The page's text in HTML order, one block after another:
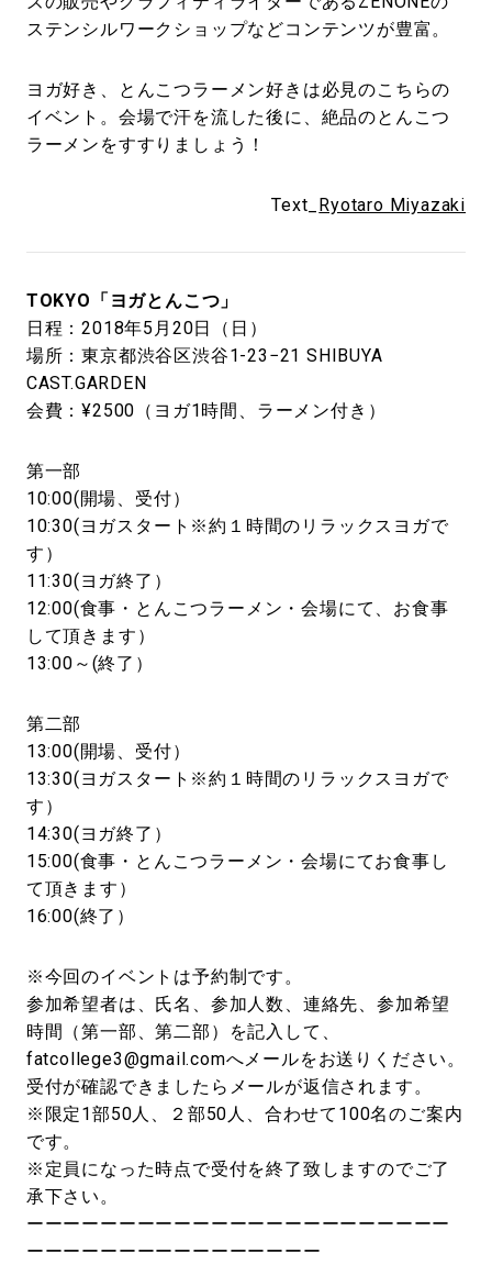
ステンシルワークショップなどコンテンツが豊富。
ヨガ好き、とんこつラーメン好きは必見のこちらの
イベント。会場で汗を流した後に、絶品のとんこつ
ラーメンをすすりましょう！
Text_ Ryotaro Miyazaki
TOKYO「ヨガとんこつ」
日程：2018年5月20日（日）
場所：東京都渋谷区渋谷1-23−21 SHIBUYA
CAST.GARDEN
会費：¥2500（ヨガ1時間、ラーメン付き）
第一部
10:00(開場、受付）
10:30(ヨガスタート※約１時間のリラックスヨガで
す）
11:30(ヨガ終了）
12:00(食事・とんこつラーメン・会場にて、お食事
して頂きます）
13:00～(終了）
第二部
13:00(開場、受付）
13:30(ヨガスタート※約１時間のリラックスヨガで
す）
14:30(ヨガ終了）
15:00(食事・とんこつラーメン・会場にてお食事し
て頂きます）
16:00(終了）
※今回のイベントは予約制です。
参加希望者は、氏名、参加人数、連絡先、参加希望
時間（第一部、第二部）を記入して、
fatcollege3@gmail.comへメールをお送りください。
受付が確認できましたらメールが返信されます。
※限定1部50人、２部50人、合わせて100名のご案内
です。
※定員になった時点で受付を終了致しますのでご了
承下さい。
ーーーーーーーーーーーーーーーーーーーーーーー
ーーーーーーーーーーーーーーーー